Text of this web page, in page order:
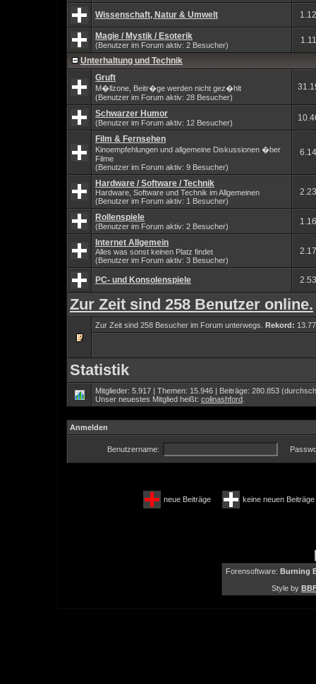
Wissenschaft, Natur & Umwelt
Magie / Mystik / Esoterik
(Benutzer im Forum aktiv: 2 Besucher)
Unterhaltung und Technik
Gruft
M�llzone, Beitr�ge werden nicht gez�hlt
(Benutzer im Forum aktiv: 28 Besucher)
Schwarzer Humor
(Benutzer im Forum aktiv: 12 Besucher)
Film & Fernsehen
Kinoempfehlungen und allgemeine Diskussionen �ber
Filme
(Benutzer im Forum aktiv: 9 Besucher)
Hardware / Software / Technik
Hardware, Software und Technik im Allgemeinen
(Benutzer im Forum aktiv: 1 Besucher)
Rollenspiele
(Benutzer im Forum aktiv: 2 Besucher)
Internet Allgemein
Alles was sonst keinen Platz findet
(Benutzer im Forum aktiv: 3 Besucher)
PC- und Konsolenspiele
Zur Zeit sind 258 Benutzer online.
Zur Zeit sind 258 Besucher im Forum unterwegs. Rekord:
Statistik
Mitglieder: 5.917 | Themen: 15.946 | Beiträge: 280.853
Unser neuestes Mitglied heißt: colinashford
Anmelden
Benutzername:
neue Beiträge keine neuen
Forensoftware: Burning
Style by